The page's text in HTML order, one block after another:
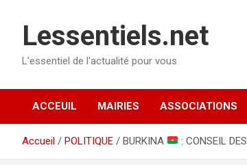
Lessentiels.net
L'essentiel de l'actualité pour vous
ACCEUIL MAIRIES ASSOCIATIONS
Accueil POLITIQUE BURKINA : CONSEIL